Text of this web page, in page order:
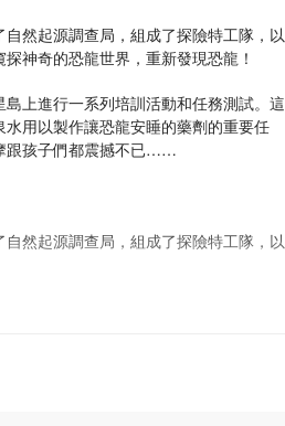
然起源調查局，組成了探險特工隊，以
神奇的恐龍世界，重新發現恐龍！
上進行一系列培訓活動和任務測試。這
用以製作讓恐龍安睡的藥劑的重要任
跟孩子們都震撼不已……
然起源調查局，組成了探險特工隊，以